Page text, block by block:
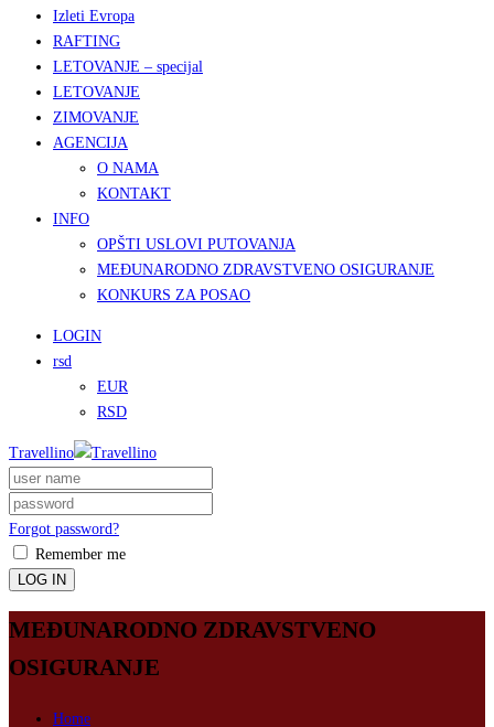
Izleti Evropa
RAFTING
LETOVANJE – specijal
LETOVANJE
ZIMOVANJE
AGENCIJA
O NAMA
KONTAKT
INFO
OPŠTI USLOVI PUTOVANJA
MEĐUNARODNO ZDRAVSTVENO OSIGURANJE
KONKURS ZA POSAO
LOGIN
rsd
EUR
RSD
Travellino
Forgot password?
Remember me
LOG IN
MEĐUNARODNO ZDRAVSTVENO
OSIGURANJE
Home